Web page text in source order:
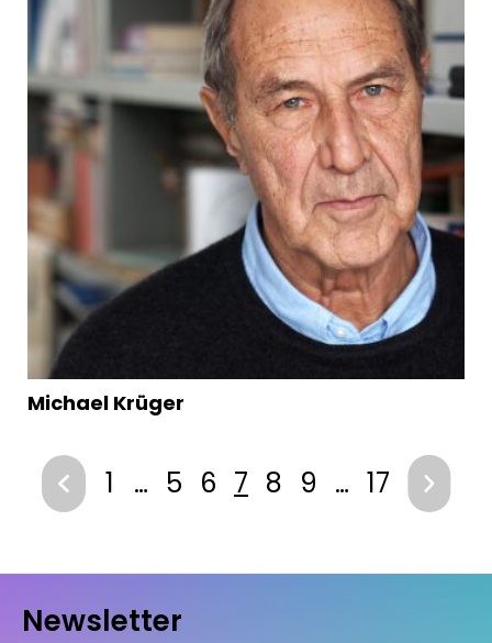
Michael Krüger
1 … 5 6 7 8 9 … 17
Newsletter